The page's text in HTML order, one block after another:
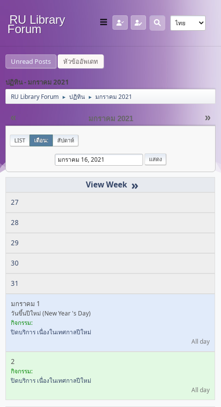
RU Library
Forum
Unread Posts หัวข้ออัพเดท
ปฏิทิน - มกราคม 2021
RU Library Forum ► ปฏิทิน ► มกราคม 2021
« »
มกราคม 2021
LIST เดือน: สัปดาห์
»
27
28
29
30
31
มกราคม 1
วันขึ้นปีใหม่ (New Year 's Day)
กิจกรรม:
ปิดบริการ เนื่องในเทศกาลปีใหม่
All day
2
กิจกรรม:
ปิดบริการ เนื่องในเทศกาลปีใหม่
All day